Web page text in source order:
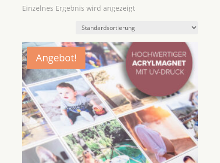
Einzelnes Ergebnis wird angezeigt
Angebot!